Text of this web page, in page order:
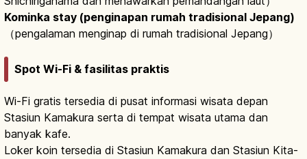
Kominka stay (penginapan rumah tradisional Jepang)
（pengalaman menginap di rumah tradisional Jepang）
Spot Wi-Fi & fasilitas praktis
Wi-Fi gratis tersedia di pusat informasi wisata depan
Stasiun Kamakura serta di tempat wisata utama dan
banyak kafe.
Loker koin tersedia di Stasiun Kamakura dan Stasiun Kita-